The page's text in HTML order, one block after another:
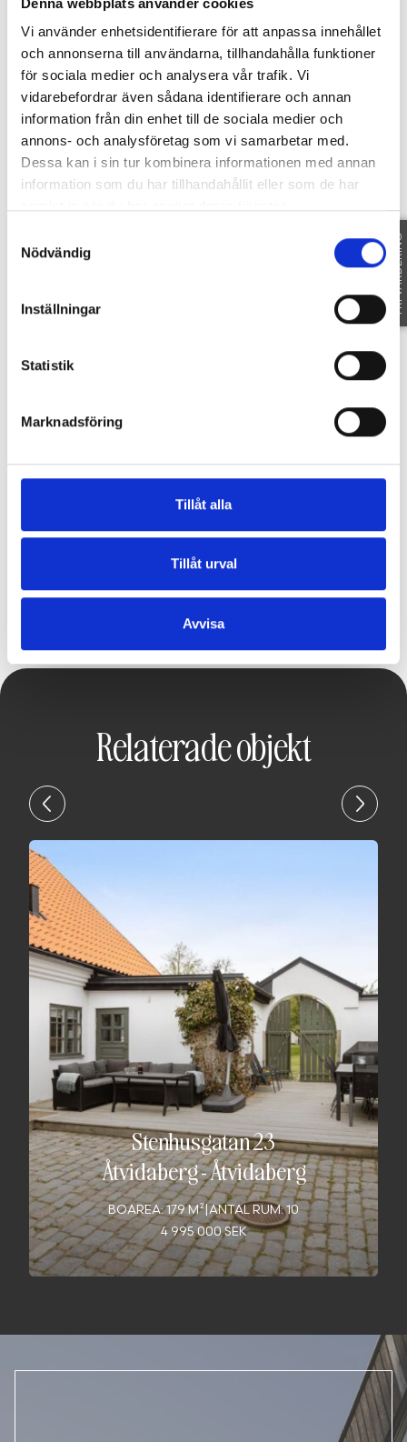
Vi använder enhetsidentifierare för att anpassa innehållet
och annonserna till användarna, tillhandahålla funktioner
för sociala medier och analysera vår trafik. Vi
vidarebefordrar även sådana identifierare och annan
information från din enhet till de sociala medier och
annons- och analysföretag som vi samarbetar med.
Dessa kan i sin tur kombinera informationen med annan
information som du har tillhandahållit eller som de har
Nödvändig
Inställningar
Statistik
Marknadsföring
Tillåt alla
Tillåt urval
Avvisa
STENTOMTAVÄGEN 8 -58595 LINKÖPING
Relaterade objekt
Stenhusgatan 23
Åtvidaberg-Åtvidaberg
BOAREA: 179 M² ANTAL RUM: 10
4 995 000 SEK
FRI VÄRDERING